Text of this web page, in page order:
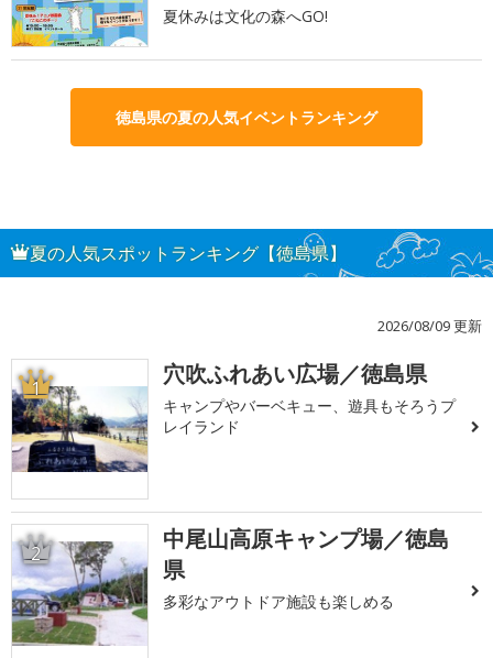
夏休みは文化の森へGO!
徳島県の夏の人気イベントランキング
夏の人気スポットランキング【徳島県】
2026/08/09 更新
1 穴吹ふれあい広場／徳島県
キャンプやバーベキュー、遊具もそろうプ
レイランド
2
中尾山高原キャンプ場／徳島
県
多彩なアウトドア施設も楽しめる